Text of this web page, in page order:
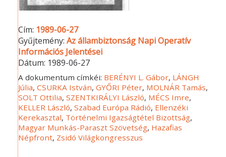
Cím: 1989-06-27
Gyűjtemény:Az állambiztonság Napi Operatív
Információs Jelentései
Dátum: 1989-06-27
A dokumentum címkéi: BERÉNYI L. Gábor, LÁNGH
Júlia,CSURKA István,GYŐRI Péter, MOLNÁR Tamás,
SOLT Ottilia,SZENTKIRÁLYI László, MÉCS Imre,
KELLER László,Szabad Európa Rádió, Ellenzéki
Kerekasztal, Történelmi Igazságtétel Bizottság,
Magyar Munkás-Paraszt Szövetség, Hazafias
Népfront, Zsidó Világkongresszus